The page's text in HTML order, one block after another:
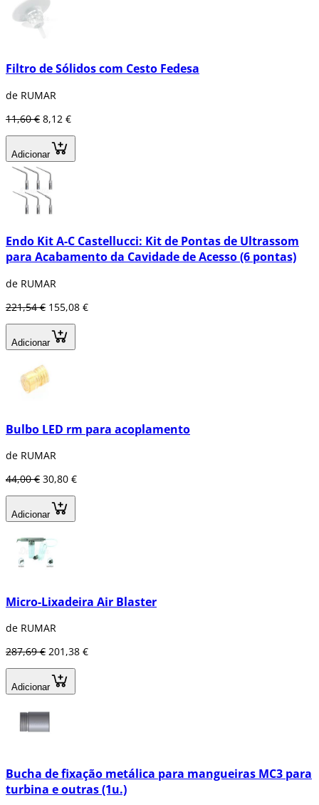
Filtro de Sólidos com Cesto Fedesa
de RUMAR
11,60 € 8,12 €
Adicionar
Endo Kit A-C Castellucci: Kit de Pontas de Ultrassom
para Acabamento da Cavidade de Acesso (6 pontas)
de RUMAR
221,54 € 155,08 €
Adicionar
Bulbo LED rm para acoplamento
de RUMAR
44,00 € 30,80 €
Adicionar
Micro-Lixadeira Air Blaster
de RUMAR
287,69 € 201,38 €
Adicionar
Bucha de fixação metálica para mangueiras MC3 para
turbina e outras (1u.)